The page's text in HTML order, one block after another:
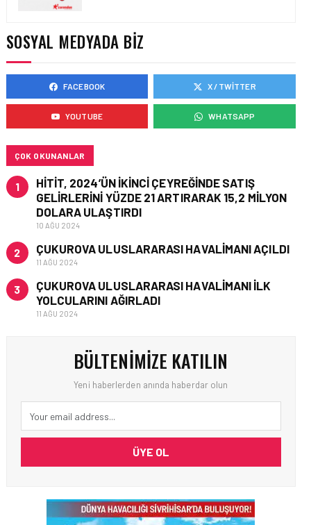
GÜNCEL HABERLER • 02 HAZ 2026
EUROCONTROL AVRUPA
HAVACILIK GÖRÜNÜMÜ
RAPORU, 18-24 MAYIS
SOSYAL MEDYADA BIZ
FACEBOOK X / TWITTER
YOUTUBE WHATSAPP
ÇOK OKUNANLAR
1
HITIT, 2024’ÜN IKINCI ÇEYREĞINDE SATIŞ
GELIRLERINI YÜZDE 21 ARTIRARAK 15,2 MILYON
DOLARA ULAŞTIRDI
10 AĞU 2024
2 ÇUKUROVA ULUSLARARASI HAVALIMANI AÇILDI
11 AĞU 2024
3
ÇUKUROVA ULUSLARARASI HAVALIMANI İLK
YOLCULARINI AĞIRLADI
11 AĞU 2024
BÜLTENIMIZE KATILIN
Yeni haberlerden anında haberdar olun
ÜYE OL